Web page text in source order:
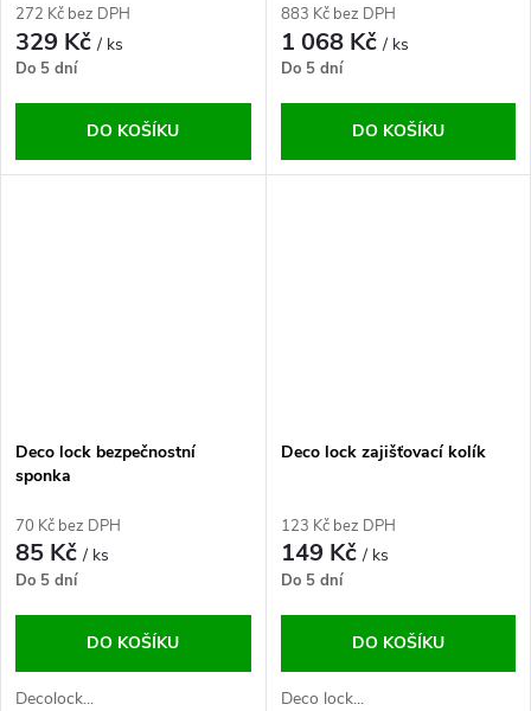
272 Kč bez DPH
329 Kč/ ks
Do 5 dní
DO KOŠÍKU
883 Kč bez DPH
1 068 Kč/ ks
Do 5 dní
DO KOŠÍKU
Deco lock bezpečnostní
sponka
70 Kč bez DPH
85 Kč/ ks
Do 5 dní
DO KOŠÍKU
Decolock...
Deco lock zajišťovací kolík
123 Kč bez DPH
149 Kč/ ks
Do 5 dní
DO KOŠÍKU
Deco lock...